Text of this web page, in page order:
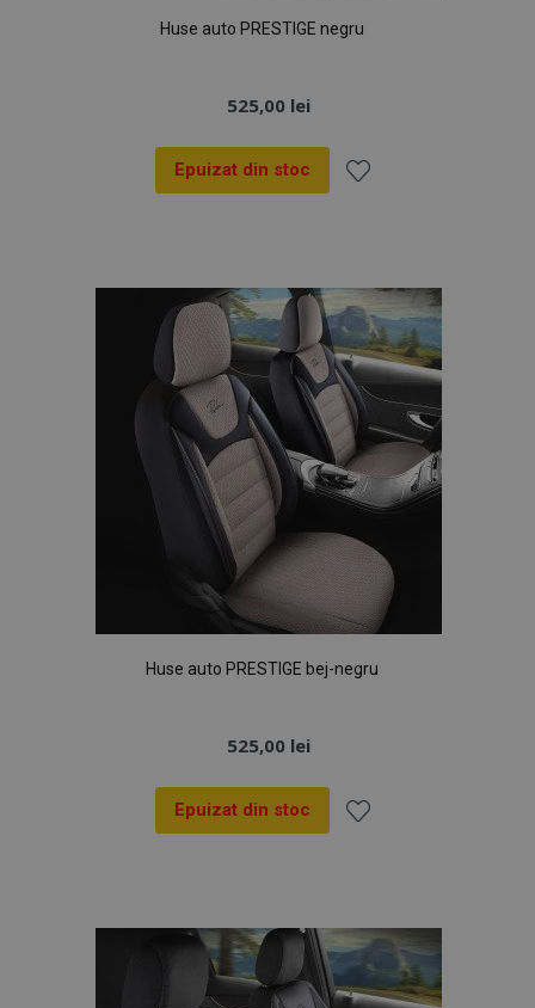
Huse auto PRESTIGE negru
525,00 lei
Epuizat din stoc
Dorințe
Huse auto PRESTIGE bej-negru
525,00 lei
Epuizat din stoc
Dorințe